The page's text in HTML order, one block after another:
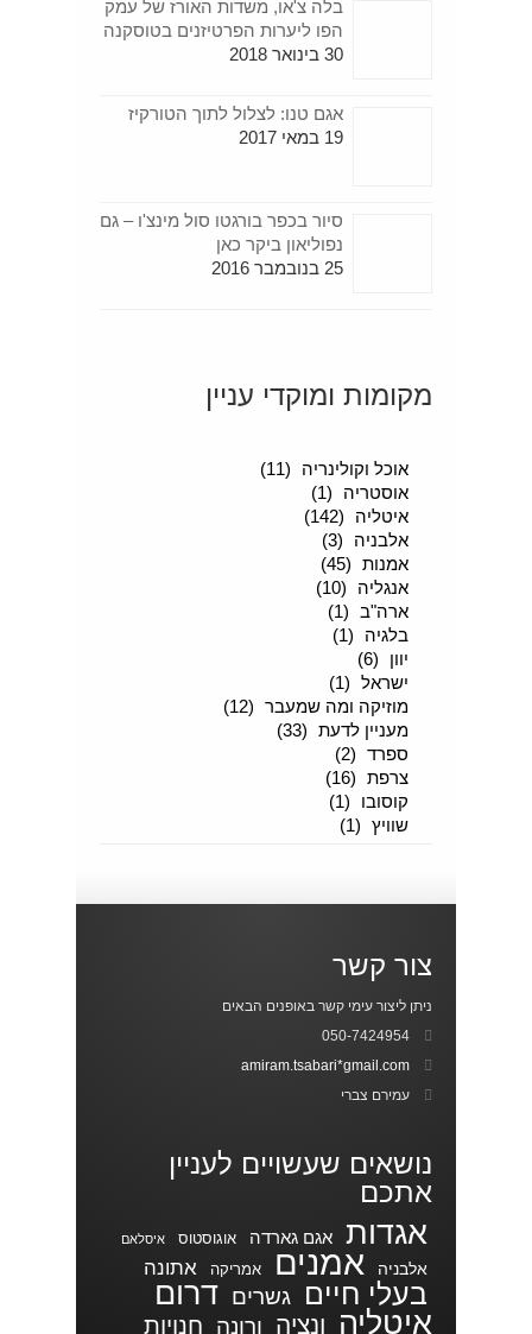
בלה צ'או, משדות האורז של עמק
הפו ליערות הפרטיזנים בטוסקנה
30 בינואר 2018
אגם טנו: לצלול לתוך הטורקיז
19 במאי 2017
סיור בכפר בורגטו סול מינצ'ו – גם
נפוליאון ביקר כאן
25 בנובמבר 2016
מקומות ומוקדי עניין
אוכל וקולינריה
(11)
אוסטריה
(1)
איטליה
(142)
אלבניה
(3)
אמנות (45)
אנגליה
(10)
ארה"ב (1)
בלגיה
(1)
יוון
(6)
ישראל (1)
מוזיקה ומה שמעבר (12)
מעניין לדעת (33)
ספרד (2)
צרפת (16)
קוסובו
(1)
שוויץ (1)
צור קשר
ניתן ליצור עימי קשר באופנים הבאים
050-7424954
amiram.tsabari*gmail.com
עמירם צברי
נושאים שעשויים לעניין
אתכם
אגדות אגם גארדה אוגוסטוס איסלאם
אלבניה אמנים אמריקה אתונה
בעלי חיים גשרים דרום
איטליה
ונציה ורונה חנויות